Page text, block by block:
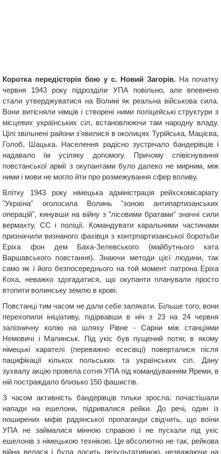
Коротка передісторія бою у с. Новий Загорів. На початку
червня 1943 року підрозділи УПА повільно, але впевнено
стали утверджуватися на Волині як реальна військова сила.
Вони витісняли німців і створені ними поліцейські структури з
місцевих українських сіл, встановлюючи там народну владу.
Цілі звільнені райони з'явилися в околицях Турійська, Мацієва,
Голоб, Шацька. Населення радісно зустрічало бандерівців і
надавало їм усіляку допомогу. Причому співіснування
повстанської армії з окупантами було далеко не мирним, між
ними і мови не могло йти про розмежування сфер впливу.
Влітку 1943 року німецька адміністрація рейхскомісаріату
"Україна" оголосила Волинь "зоною антипартизанських
операцій", кинувши на війну з "лісовими братами" значні сили
вермахту, СС і поліції. Командувати каральними частинами
призначили визнаного фахівця з контрпартизанської боротьби
Еріха фон дем Баха-Зелевського (майбутнього ката
Варшавського повстання). Знаючи методи цієї людини, так
само як і його безпосереднього на той момент патрона Еріха
Коха, неважко здогадатися, що окупанти планували просто
втопити волинську землю в крові.
Повстанці тим часом не дали себе залякати. Більше того, вони
перехопили ініціативу, підірвавши в ніч з 23 на 24 червня
залізничну колію на шляху Рівне - Сарни між станціями
Немовичі і Малинськ. Під укіс був пущений потяг, в якому
німецькі карателі (переважно есесівці) поверталися після
пацифікації кількох польських та українських сіл. Дану
зухвалу акцію провела сотня УПА під командуванням Яреми, в
ній постраждало близько 150 фашистів.
З часом активність бандерівців тільки зросла: почастішали
напади на ешелони, підривалися рейки. До речі, один із
поширених міфів радянської пропаганди свідчить, що воїни
УПА не займалися мінною справою і не пускали під укіс
ешелонів з німецькою технікою. Це абсолютно не так, рейкова
війна велася і була досить результативною, незважаючи на